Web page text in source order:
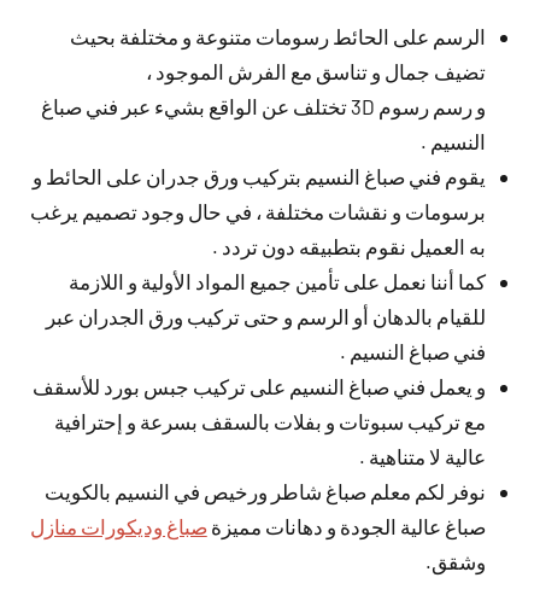
الرسم على الحائط رسومات متنوعة و مختلفة بحيث
تضيف جمال و تناسق مع الفرش الموجود ،
و رسم رسوم 3D تختلف عن الواقع بشيء عبر فني صباغ
النسيم .
يقوم فني صباغ النسيم بتركيب ورق جدران على الحائط و
برسومات و نقشات مختلفة ، في حال وجود تصميم يرغب
به العميل نقوم بتطبيقه دون تردد .
كما أننا نعمل على تأمين جميع المواد الأولية و اللازمة
للقيام بالدهان أو الرسم و حتى تركيب ورق الجدران عبر
فني صباغ النسيم .
و يعمل فني صباغ النسيم على تركيب جبس بورد للأسقف
مع تركيب سبوتات و بفلات بالسقف بسرعة و إحترافية
عالية لا متناهية .
نوفر لكم معلم صباغ شاطر ورخيص في النسيم بالكويت
صباغ عالية الجودة و دهانات مميزةصباغ وديكورات منازل
وشقق.